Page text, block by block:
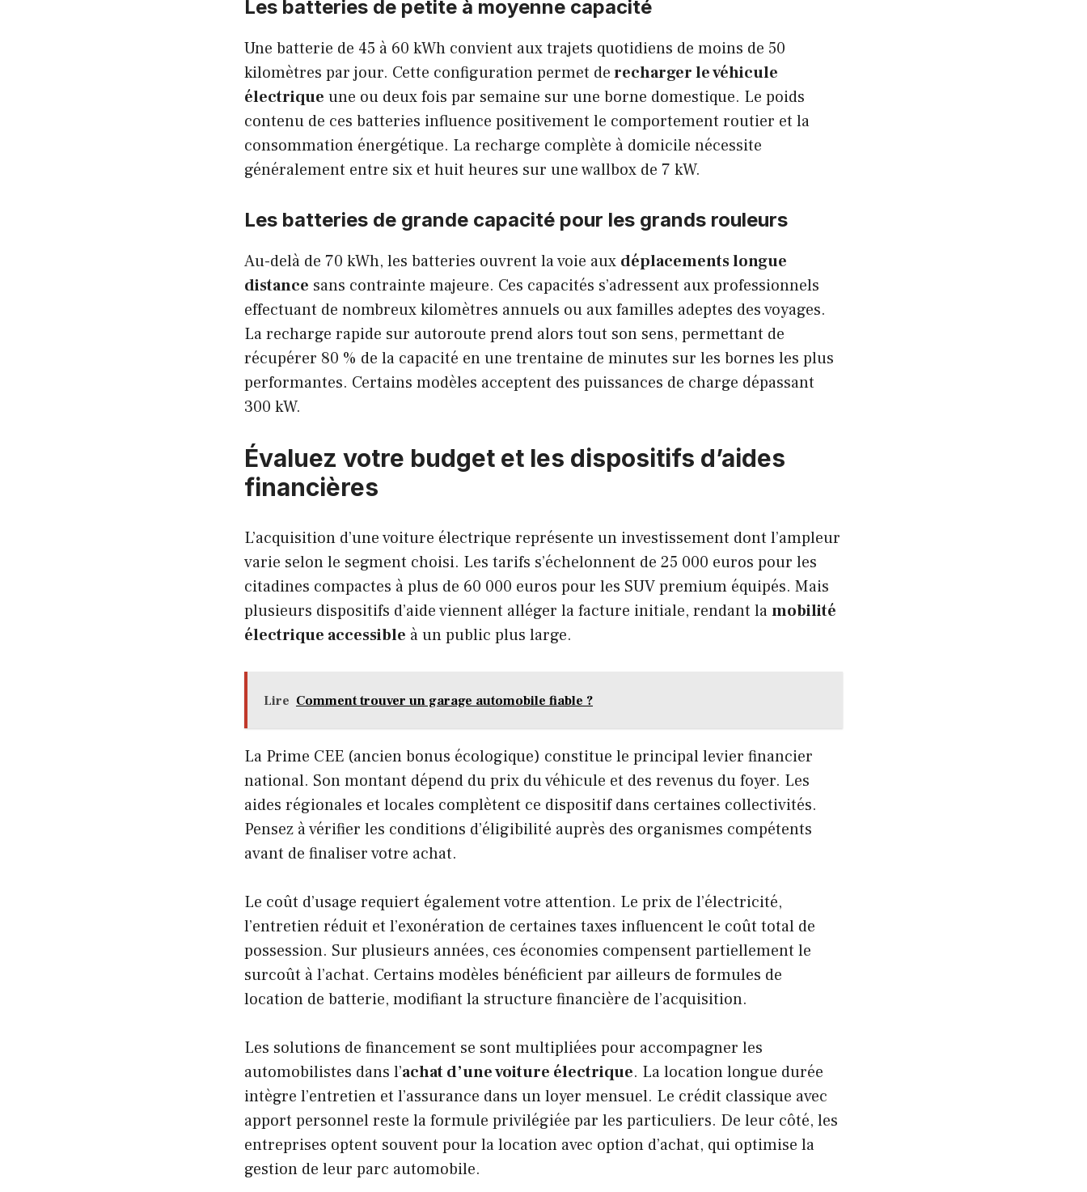
Les batteries de petite à moyenne capacité
Une batterie de 45 à 60 kWh convient aux trajets quotidiens de moins de 50
kilomètres par jour. Cette configuration permet derecharger le véhicule
électrique une ou deux fois par semaine sur une borne domestique. Le poids
contenu de ces batteries influence positivement le comportement routier et la
consommation énergétique. La recharge complète à domicile nécessite
généralement entre six et huit heures sur une wallbox de 7 kW.
Les batteries de grande capacité pour les grands rouleurs
Au-delà de 70 kWh, les batteries ouvrent la voie aux déplacements longue
distance sans contrainte majeure. Ces capacités s’adressent aux professionnels
effectuant de nombreux kilomètres annuels ou aux familles adeptes des voyages.
La recharge rapide sur autoroute prend alors tout son sens, permettant de
récupérer 80 % de la capacité en une trentaine de minutes sur les bornes les plus
performantes. Certains modèles acceptent des puissances de charge dépassant
300 kW.
Évaluez votre budget et les dispositifs d’aides
financières
L’acquisition d’une voiture électrique représente un investissement dont l’ampleur
varie selon le segment choisi. Les tarifs s’échelonnent de 25 000 euros pour les
citadines compactes à plus de 60 000 euros pour les SUV premium équipés. Mais
plusieurs dispositifs d’aide viennent alléger la facture initiale, rendant lamobilité
électrique accessible à un public plus large.
Lire Comment trouver un garage automobile fiable ?
La Prime CEE (ancien bonus écologique) constitue le principal levier financier
national. Son montant dépend du prix du véhicule et des revenus du foyer. Les
aides régionales et locales complètent ce dispositif dans certaines collectivités.
Pensez à vérifier les conditions d’éligibilité auprès des organismes compétents
avant de finaliser votre achat.
Le coût d’usage requiert également votre attention. Le prix de l’électricité,
l’entretien réduit et l’exonération de certaines taxes influencent le coût total de
possession. Sur plusieurs années, ces économies compensent partiellement le
surcoût à l’achat. Certains modèles bénéficient par ailleurs de formules de
location de batterie, modifiant la structure financière de l’acquisition.
Les solutions de financement se sont multipliées pour accompagner les
automobilistes dans l’achat d’une voiture électrique. La location longue durée
intègre l’entretien et l’assurance dans un loyer mensuel. Le crédit classique avec
apport personnel reste la formule privilégiée par les particuliers. De leur côté, les
entreprises optent souvent pour la location avec option d’achat, qui optimise la
gestion de leur parc automobile.